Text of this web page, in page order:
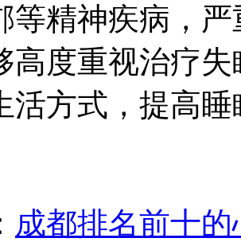
等精神疾病，
高度重视治疗
活方式，提高
成都排名前十